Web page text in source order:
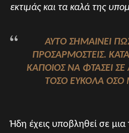
εκτιμάς και τα καλά της
ΑΥΤΌ ΣΗΜΑΊΝΕΙ
ΠΡΟΣΑΡΜΟΣΤΕΊΣ.
ΚΆΠΟΙΟΣ ΝΑ ΦΤΆΣΕΙ
ΤΌΣΟ ΕΎΚΟΛΑ ΌΣΟ
Ήδη έχεις υποβληθεί σε